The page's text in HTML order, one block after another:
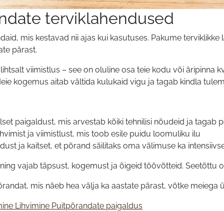
terviklahendused
mis kestavad nii ajas kui kasutuses. Pakume
pärast.
viimistlus – see on oluline osa teie kodu või
kogemus aitab vältida kulukaid vigu ja tagab kindla
paigaldust, mis arvestab kõiki tehnilisi nõudeid ja tagab
ja viimistlust, mis toob esile puidu loomuliku ilu
ja kaitset, et põrand säilitaks oma välimuse ka
vajab täpsust, kogemust ja õigeid töövõtteid.
mis näeb hea välja ka aastate pärast, võtke meiega
Lihvimine Puitpõrandate paigaldus